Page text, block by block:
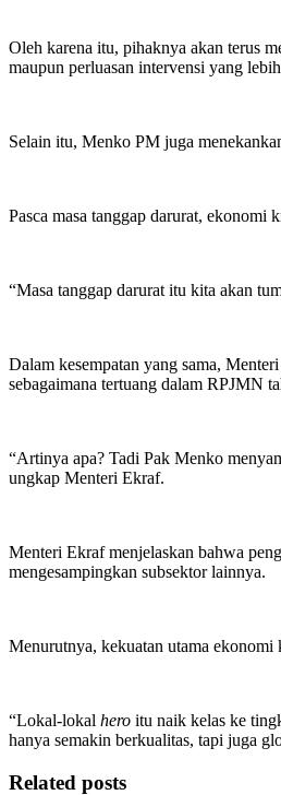
Oleh karena itu, pihaknya akan terus
maupun perluasan intervensi yang
Selain itu, Menko PM juga
Pasca masa tanggap darurat, ekonomi
“Masa tanggap darurat itu kita akan
Dalam kesempatan yang sama,
sebagaimana tertuang dalam RPJMN
“Artinya apa? Tadi Pak Menko
ungkap Menteri Ekraf.
Menteri Ekraf menjelaskan bahwa
mengesampingkan subsektor lainnya.
Menurutnya, kekuatan utama
“Lokal-lokal hero itu naik kelas ke
hanya semakin berkualitas, tapi juga
Related posts